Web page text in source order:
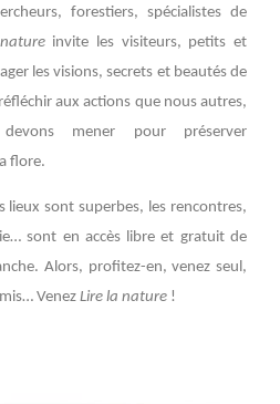
forestiers, spécialistes de
invite les visiteurs, petits et
les visions, secrets et beautés de
aux actions que nous autres,
mener pour préserver
flore.
lieux sont superbes, les rencontres,
sont en accès libre et gratuit de
Alors, profitez-en, venez seul,
Venez Lire la nature !